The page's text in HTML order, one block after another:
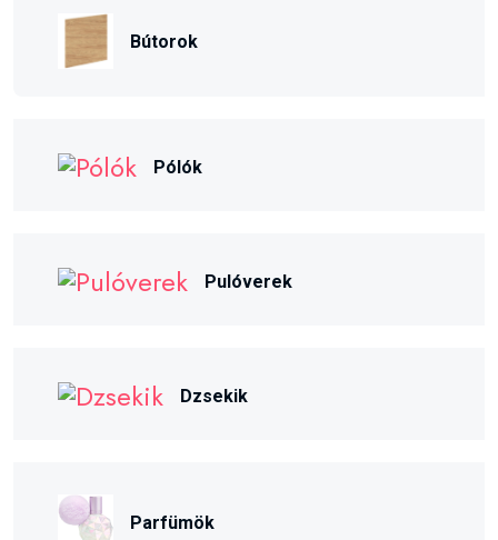
Bútorok
Pólók
Pulóverek
Dzsekik
Parfümök